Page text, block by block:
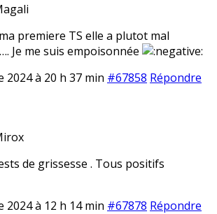
premiere TS elle a plutot mal
Je me suis empoisonnée
2024 à 20 h 37 min #67858 Répondre
de grissesse . Tous positifs
2024 à 12 h 14 min #67878 Répondre